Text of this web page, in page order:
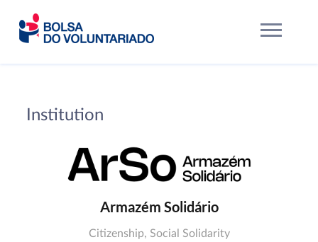
Institution
Armazém Solidário
Citizenship, Social Solidarity